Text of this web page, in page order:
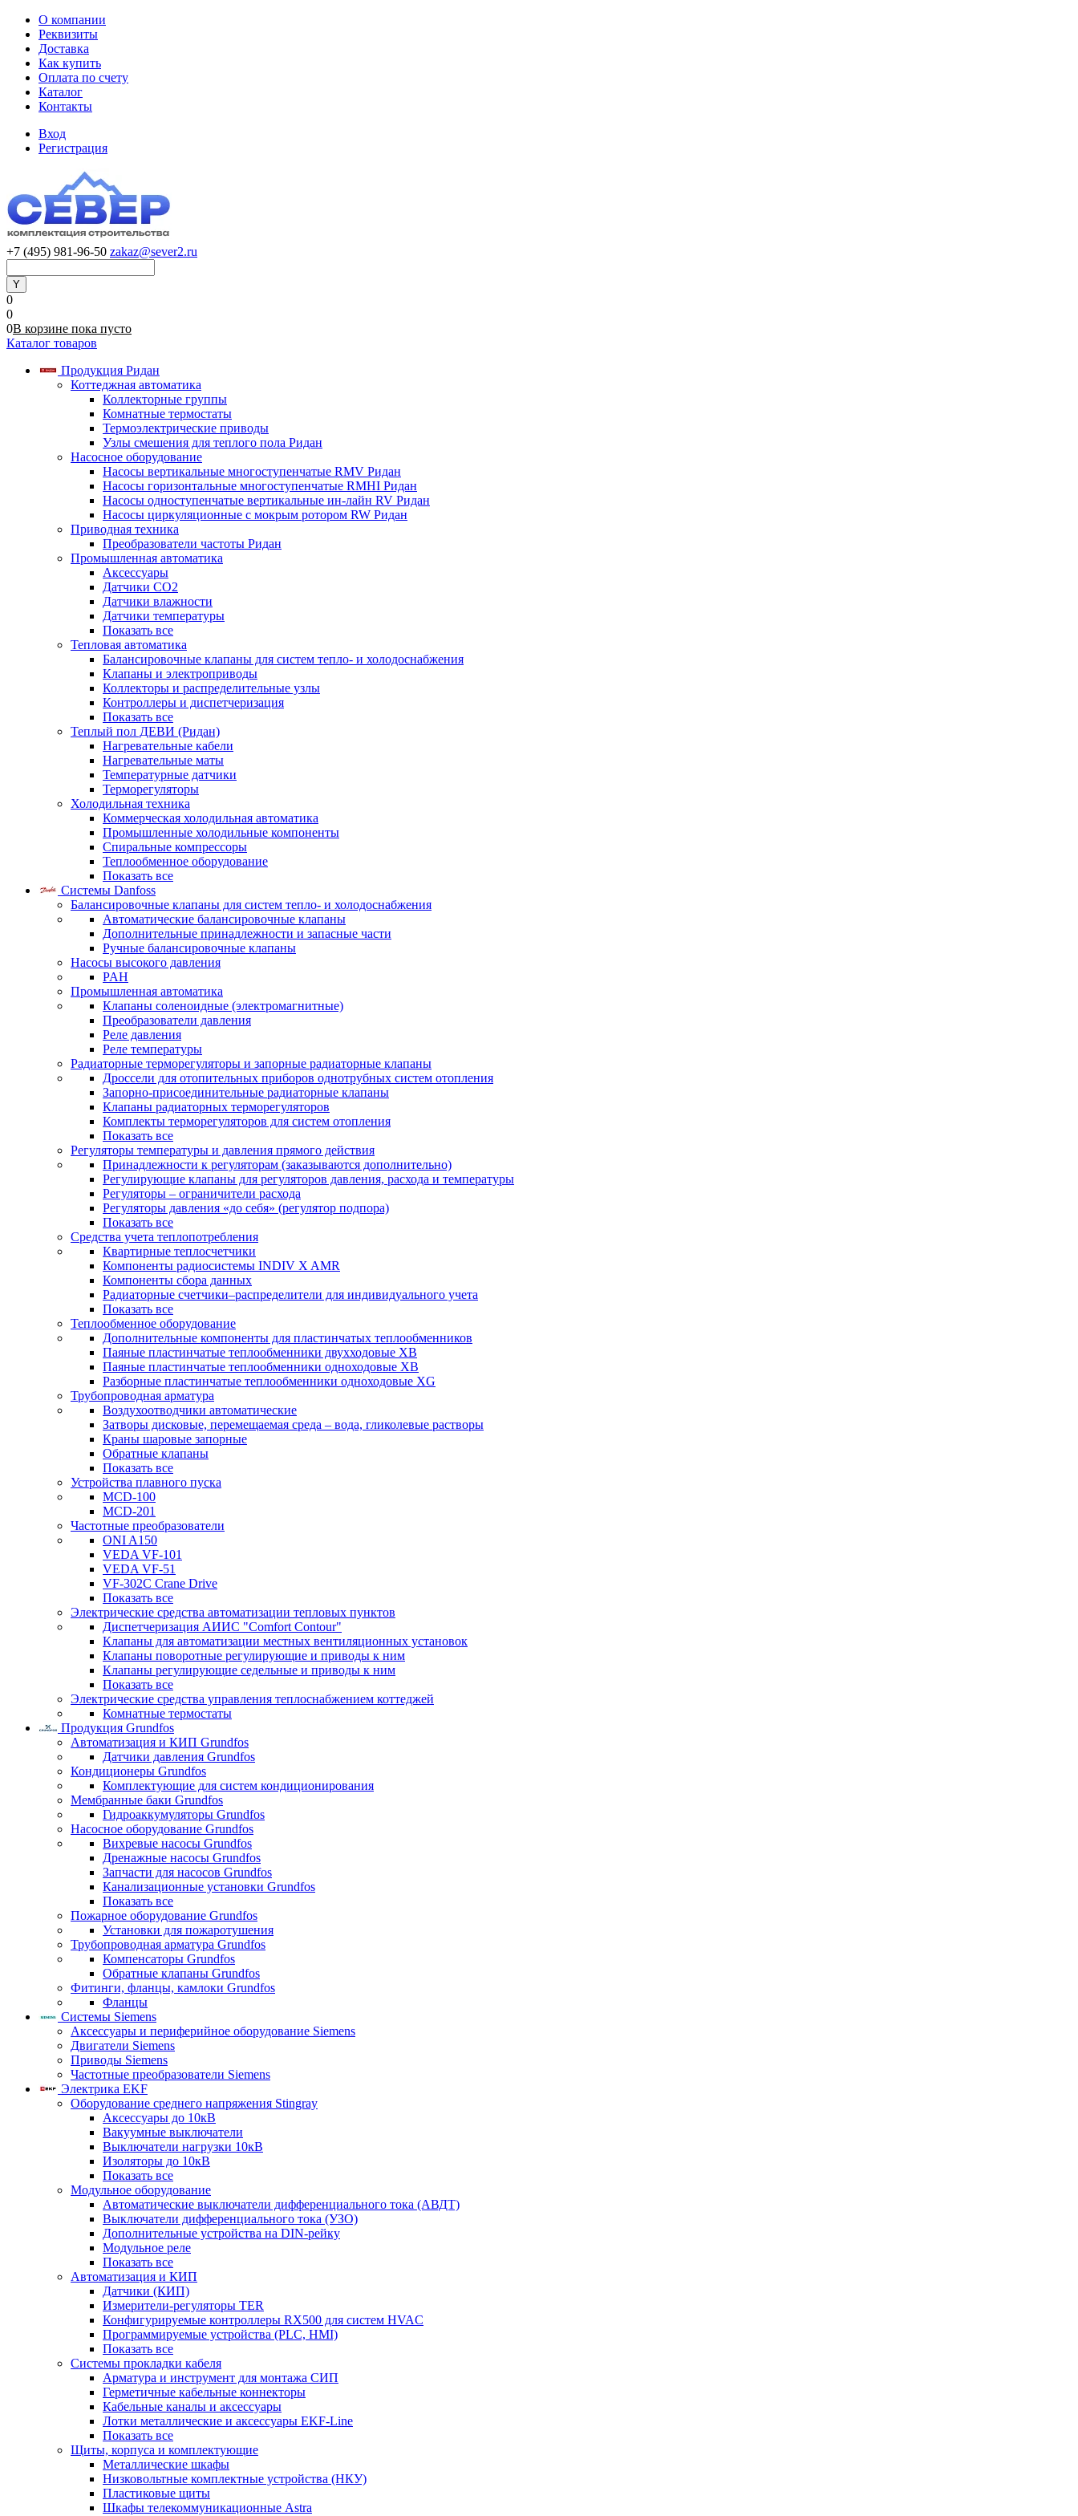
О компании
Реквизиты
Доставка
Как купить
Оплата по счету
Каталог
Контакты
Вход
Регистрация
+7 (495) 981-96-50 zakaz@sever2.ru
0
0
0В корзине пока пусто
Каталог товаров
Продукция Ридан
Коттеджная автоматика
Коллекторные группы
Комнатные термостаты
Термоэлектрические приводы
Узлы смешения для теплого пола Ридан
Насосное оборудование
Насосы вертикальные многоступенчатые RMV Ридан
Насосы горизонтальные многоступенчатые RMHI Ридан
Насосы одноступенчатые вертикальные ин-лайн RV Ридан
Насосы циркуляционные с мокрым ротором RW Ридан
Приводная техника
Преобразователи частоты Ридан
Промышленная автоматика
Аксессуары
Датчики CO2
Датчики влажности
Датчики температуры
Показать все
Тепловая автоматика
Балансировочные клапаны для систем тепло- и холодоснабжения
Клапаны и электроприводы
Коллекторы и распределительные узлы
Контроллеры и диспетчеризация
Показать все
Теплый пол ДЕВИ (Ридан)
Нагревательные кабели
Нагревательные маты
Температурные датчики
Терморегуляторы
Холодильная техника
Коммерческая холодильная автоматика
Промышленные холодильные компоненты
Спиральные компрессоры
Теплообменное оборудование
Показать все
Системы Danfoss
Балансировочные клапаны для систем тепло- и холодоснабжения
Автоматические балансировочные клапаны
Дополнительные принадлежности и запасные части
Ручные балансировочные клапаны
Насосы высокого давления
PAH
Промышленная автоматика
Клапаны соленоидные (электромагнитные)
Преобразователи давления
Реле давления
Реле температуры
Радиаторные терморегуляторы и запорные радиаторные клапаны
Дроссели для отопительных приборов однотрубных систем отопления
Запорно-присоединительные радиаторные клапаны
Клапаны радиаторных терморегуляторов
Комплекты терморегуляторов для систем отопления
Показать все
Регуляторы температуры и давления прямого действия
Принадлежности к регуляторам (заказываются дополнительно)
Регулирующие клапаны для регуляторов давления, расхода и температуры
Регуляторы – ограничители расхода
Регуляторы давления «до себя» (регулятор подпора)
Показать все
Средства учета теплопотребления
Квартирные теплосчетчики
Компоненты радиосистемы INDIV X AMR
Компоненты сбора данных
Радиаторные счетчики–распределители для индивидуального учета
Показать все
Теплообменное оборудование
Дополнительные компоненты для пластинчатых теплообменников
Паяные пластинчатые теплообменники двухходовые XB
Паяные пластинчатые теплообменники одноходовые ХВ
Разборные пластинчатые теплообменники одноходовые ХG
Трубопроводная арматура
Воздухоотводчики автоматические
Затворы дисковые, перемещаемая среда – вода, гликолевые растворы
Краны шаровые запорные
Обратные клапаны
Показать все
Устройства плавного пуска
MCD-100
MCD-201
Частотные преобразователи
ONI A150
VEDA VF-101
VEDA VF-51
VF-302C Crane Drive
Показать все
Электрические средства автоматизации тепловых пунктов
Диспетчеризация АИИС "Comfort Contour"
Клапаны для автоматизации местных вентиляционных установок
Клапаны поворотные регулирующие и приводы к ним
Клапаны регулирующие седельные и приводы к ним
Показать все
Электрические средства управления теплоснабжением коттеджей
Комнатные термостаты
Продукция Grundfos
Автоматизация и КИП Grundfos
Датчики давления Grundfos
Кондиционеры Grundfos
Комплектующие для систем кондиционирования
Мембранные баки Grundfos
Гидроаккумуляторы Grundfos
Насосное оборудование Grundfos
Вихревые насосы Grundfos
Дренажные насосы Grundfos
Запчасти для насосов Grundfos
Канализационные установки Grundfos
Показать все
Пожарное оборудование Grundfos
Установки для пожаротушения
Трубопроводная арматура Grundfos
Компенсаторы Grundfos
Обратные клапаны Grundfos
Фитинги, фланцы, камлоки Grundfos
Фланцы
Системы Siemens
Аксессуары и периферийное оборудование Siemens
Двигатели Siemens
Приводы Siemens
Частотные преобразователи Siemens
Электрика EKF
Оборудование среднего напряжения Stingray
Аксессуары до 10кВ
Вакуумные выключатели
Выключатели нагрузки 10кВ
Изоляторы до 10кВ
Показать все
Модульное оборудование
Автоматические выключатели дифференциального тока (АВДТ)
Выключатели дифференциального тока (УЗО)
Дополнительные устройства на DIN-рейку
Модульное реле
Показать все
Автоматизация и КИП
Датчики (КИП)
Измерители-регуляторы TER
Конфигурируемые контроллеры RX500 для систем HVAC
Программируемые устройства (PLC, HMI)
Показать все
Системы прокладки кабеля
Арматура и инструмент для монтажа СИП
Герметичные кабельные коннекторы
Кабельные каналы и аксессуары
Лотки металлические и аксессуары EKF-Line
Показать все
Щиты, корпуса и комплектующие
Металлические шкафы
Низковольтные комплектные устройства (НКУ)
Пластиковые щиты
Шкафы телекоммуникационные Astra